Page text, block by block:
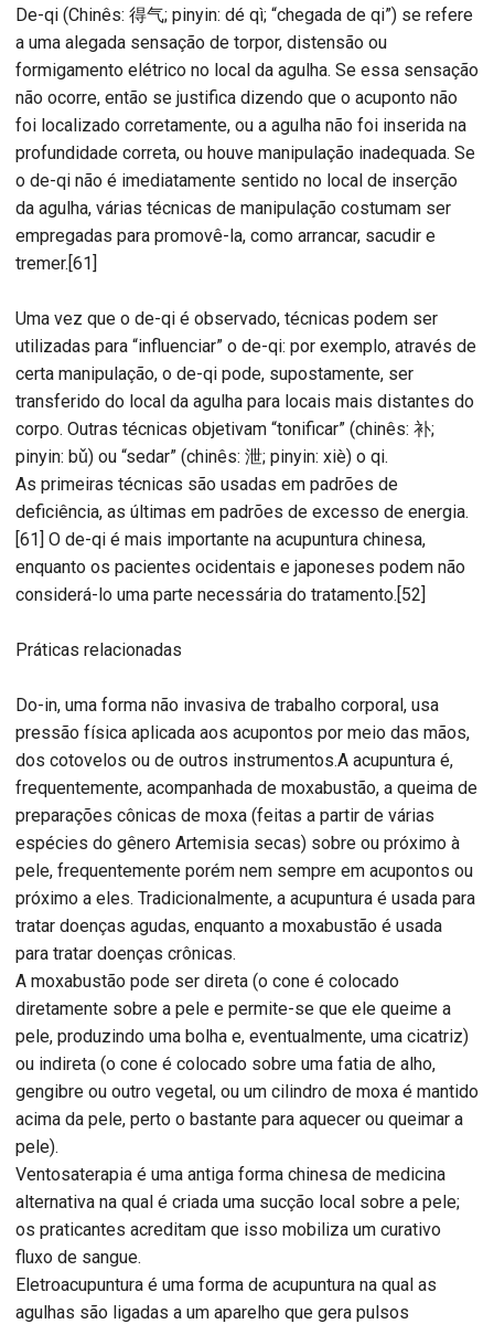
De-qi (Chinês: 得气; pinyin: dé qì; “chegada de qi”) se refere
a uma alegada sensação de torpor, distensão ou
formigamento elétrico no local da agulha. Se essa sensação
não ocorre, então se justifica dizendo que o acuponto não
foi localizado corretamente, ou a agulha não foi inserida na
profundidade correta, ou houve manipulação inadequada. Se
o de-qi não é imediatamente sentido no local de inserção
da agulha, várias técnicas de manipulação costumam ser
empregadas para promovê-la, como arrancar, sacudir e
tremer.[61]
Uma vez que o de-qi é observado, técnicas podem ser
utilizadas para “influenciar” o de-qi: por exemplo, através de
certa manipulação, o de-qi pode, supostamente, ser
transferido do local da agulha para locais mais distantes do
corpo. Outras técnicas objetivam “tonificar” (chinês: 补;
pinyin: bǔ) ou “sedar” (chinês: 泄; pinyin: xiè) o qi.
As primeiras técnicas são usadas em padrões de
deficiência, as últimas em padrões de excesso de energia.
[61] O de-qi é mais importante na acupuntura chinesa,
enquanto os pacientes ocidentais e japoneses podem não
considerá-lo uma parte necessária do tratamento.[52]
Práticas relacionadas
Do-in, uma forma não invasiva de trabalho corporal, usa
pressão física aplicada aos acupontos por meio das mãos,
dos cotovelos ou de outros instrumentos.A acupuntura é,
frequentemente, acompanhada de moxabustão, a queima de
preparações cônicas de moxa (feitas a partir de várias
espécies do gênero Artemisia secas) sobre ou próximo à
pele, frequentemente porém nem sempre em acupontos ou
próximo a eles. Tradicionalmente, a acupuntura é usada para
tratar doenças agudas, enquanto a moxabustão é usada
para tratar doenças crônicas.
A moxabustão pode ser direta (o cone é colocado
diretamente sobre a pele e permite-se que ele queime a
pele, produzindo uma bolha e, eventualmente, uma cicatriz)
ou indireta (o cone é colocado sobre uma fatia de alho,
gengibre ou outro vegetal, ou um cilindro de moxa é mantido
acima da pele, perto o bastante para aquecer ou queimar a
pele).
Ventosaterapia é uma antiga forma chinesa de medicina
alternativa na qual é criada uma sucção local sobre a pele;
os praticantes acreditam que isso mobiliza um curativo
fluxo de sangue.
Eletroacupuntura é uma forma de acupuntura na qual as
agulhas são ligadas a um aparelho que gera pulsos